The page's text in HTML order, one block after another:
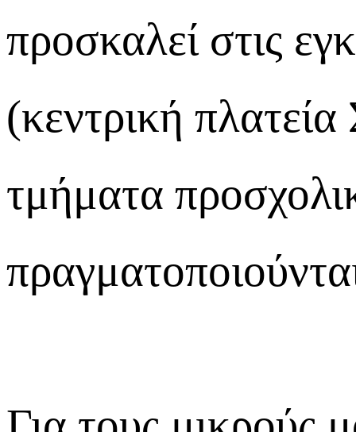
προσκαλεί στις
(κεντρική
τμήματα